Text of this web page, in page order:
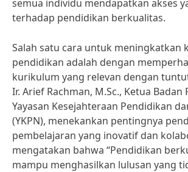
semua individu mendapatkan akses
terhadap pendidikan berkualitas.
Salah satu cara untuk meningkatkan
pendidikan adalah dengan
kurikulum yang relevan dengan
Ir. Arief Rachman, M.Sc., Ketua Badan
Yayasan Kesejahteraan Pendidikan
(YKPN), menekankan pentingnya
pembelajaran yang inovatif dan
mengatakan bahwa “Pendidikan
mampu menghasilkan lulusan yang